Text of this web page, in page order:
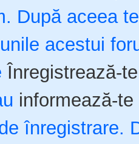
După aceea
acestui
Înregistrează-te
informează-
înregistrare.